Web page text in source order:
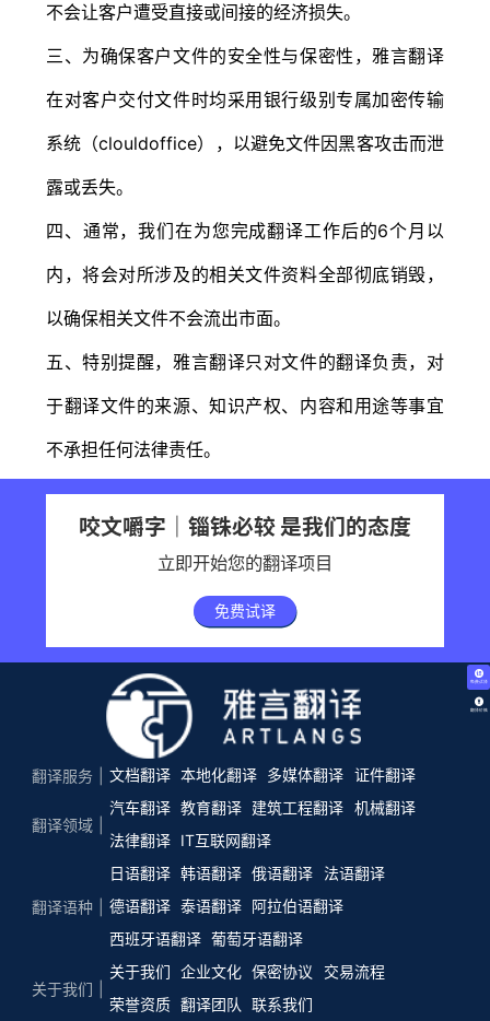
免费试译
翻译价格
不会让客户遭受直接或间接的经济损失。
三、为确保客户文件的安全性与保密性，雅言翻译
在对客户交付文件时均采用银行级别专属加密传输
系统（clouldoffice），以避免文件因黑客攻击而泄
露或丢失。
四、通常，我们在为您完成翻译工作后的6个月以
内，将会对所涉及的相关文件资料全部彻底销毁，
以确保相关文件不会流出市面。
五、特别提醒，雅言翻译只对文件的翻译负责，对
于翻译文件的来源、知识产权、内容和用途等事宜
不承担任何法律责任。
咬文嚼字｜锱铢必较 是我们的态度
立即开始您的翻译项目
免费试译
翻译服务 文档翻译 本地化翻译 多媒体翻译 证件翻译
翻译领域
汽车翻译 教育翻译 建筑工程翻译 机械翻译
法律翻译
IT互联网翻译
翻译语种
日语翻译 韩语翻译 俄语翻译
法语翻译
德语翻译 泰语翻译 阿拉伯语翻译
西班牙语翻译 葡萄牙语翻译
关于我们
关于我们 企业文化 保密协议
交易流程
荣誉资质 翻译团队 联系我们